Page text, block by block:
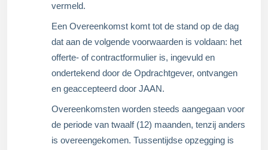
vermeld.
Een Overeenkomst komt tot de stand op de dag
dat aan de volgende voorwaarden is voldaan: het
offerte- of contractformulier is, ingevuld en
ondertekend door de Opdrachtgever, ontvangen
en geaccepteerd door JAAN.
Overeenkomsten worden steeds aangegaan voor
de periode van twaalf (12) maanden, tenzij anders
is overeengekomen. Tussentijdse opzegging is